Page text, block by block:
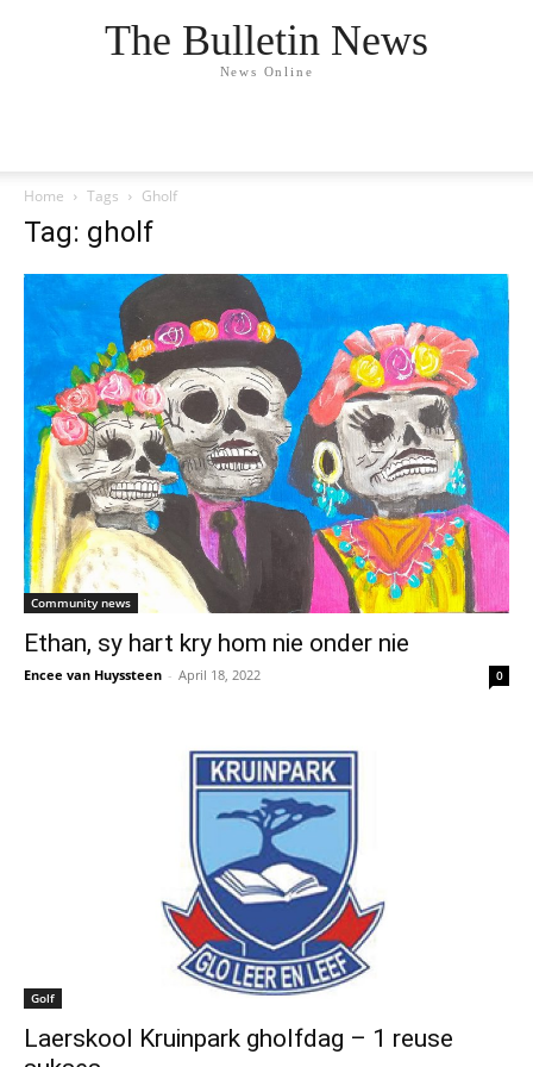
The Bulletin News
News Online
Home Tags Gholf
Tag: gholf
Community news
Ethan, sy hart kry hom nie onder nie
Encee van Huyssteen - April 18, 2022 0
Golf
Laerskool Kruinpark gholfdag – 1 reuse